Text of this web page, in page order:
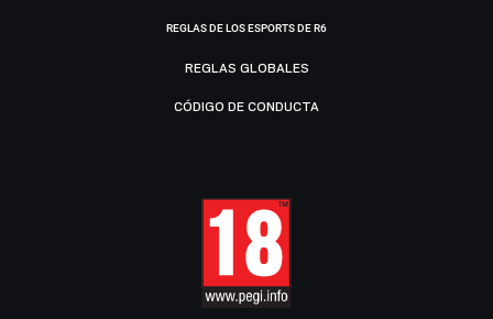
REGLAS DE LOS ESPORTS DE R6
REGLAS GLOBALES
CÓDIGO DE CONDUCTA